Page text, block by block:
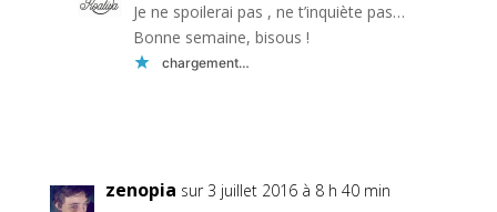
Je ne spoilerai pas , ne t’inquiète pas…
Bonne semaine, bisous !
chargement…
zenopia sur 3 juillet 2016 à 8 h 40 min